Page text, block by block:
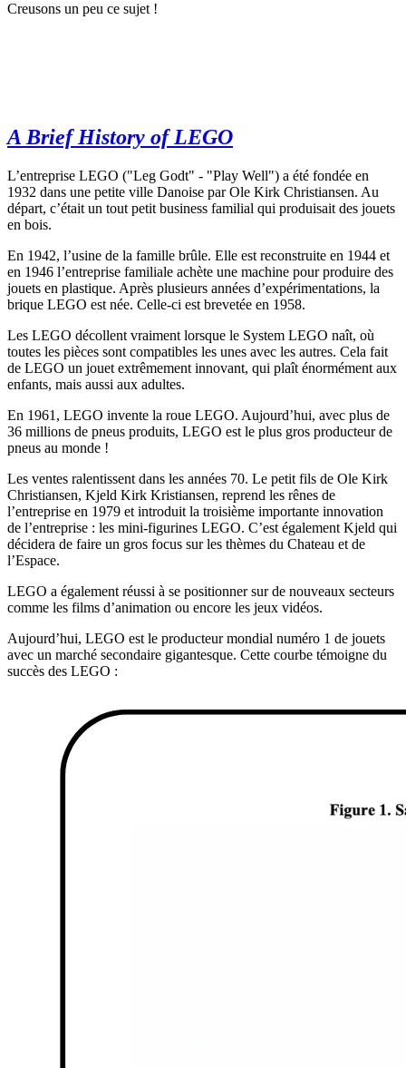
Creusons un peu ce sujet !
A Brief History of LEGO
L’entreprise LEGO ("Leg Godt" - "Play Well") a été fondée en
1932 dans une petite ville Danoise par Ole Kirk Christiansen. Au
départ, c’était un tout petit business familial qui produisait des jouets
en bois.
En 1942, l’usine de la famille brûle. Elle est reconstruite en 1944 et
en 1946 l’entreprise familiale achète une machine pour produire des
jouets en plastique. Après plusieurs années d’expérimentations, la
brique LEGO est née. Celle-ci est brevetée en 1958.
Les LEGO décollent vraiment lorsque le System LEGO naît, où
toutes les pièces sont compatibles les unes avec les autres. Cela fait
de LEGO un jouet extrêmement innovant, qui plaît énormément aux
enfants, mais aussi aux adultes.
En 1961, LEGO invente la roue LEGO. Aujourd’hui, avec plus de
36 millions de pneus produits, LEGO est le plus gros producteur de
pneus au monde !
Les ventes ralentissent dans les années 70. Le petit fils de Ole Kirk
Christiansen, Kjeld Kirk Kristiansen, reprend les rênes de
l’entreprise en 1979 et introduit la troisième importante innovation
de l’entreprise : les mini-figurines LEGO. C’est également Kjeld qui
décidera de faire un gros focus sur les thèmes du Chateau et de
l’Espace.
LEGO a également réussi à se positionner sur de nouveaux secteurs
comme les films d’animation ou encore les jeux vidéos.
Aujourd’hui, LEGO est le producteur mondial numéro 1 de jouets
avec un marché secondaire gigantesque. Cette courbe témoigne du
succès des LEGO :